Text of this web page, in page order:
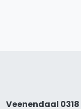
Veenendaal 0318